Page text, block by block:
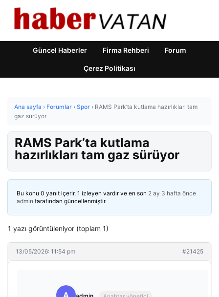
Güncel Haberler Firma Rehberi Forum
Çerez Politikası
Ana sayfa › Forumlar › Spor › RAMS Park’ta kutlama hazırlıkları tam
gaz sürüyor
RAMS Park’ta kutlama
hazırlıkları tam gaz sürüyor
Bu konu 0 yanıt içerir, 1 izleyen vardır ve en son 2 ay 3 hafta önce
admin tarafından güncellenmiştir.
1 yazı görüntüleniyor (toplam 1)
13/05/2026: 11:54 pm #21425
A